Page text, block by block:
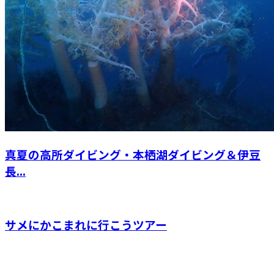
真夏の高所ダイビング・本栖湖ダイビング＆伊豆
長...
サメにかこまれに行こうツアー